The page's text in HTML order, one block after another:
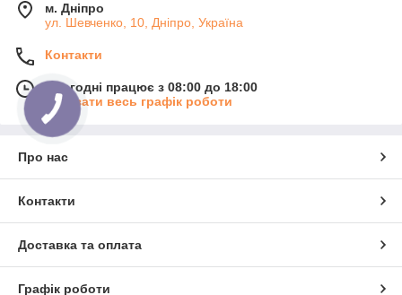
м. Дніпро
ул. Шевченко, 10, Дніпро, Україна
Контакти
Сьогодні працює з 08:00 до 18:00
Показати весь графік роботи
Про нас
Контакти
Доставка та оплата
Графік роботи